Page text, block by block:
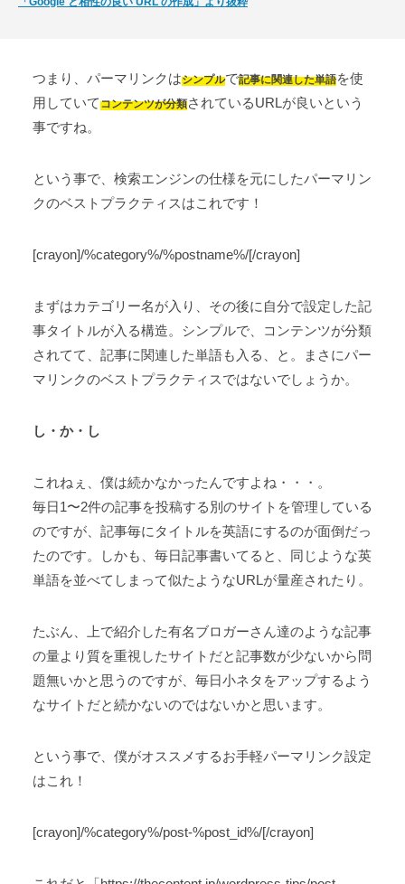
つまり、パーマリンクはシンプルで記事に関連した単語を使
用していてコンテンツが分類されているURLが良いという
事ですね。
という事で、検索エンジンの仕様を元にしたパーマリン
クのベストプラクティスはこれです！
[crayon]/%category%/%postname%/[/crayon]
まずはカテゴリー名が入り、その後に自分で設定した記
事タイトルが入る構造。シンプルで、コンテンツが分類
されてて、記事に関連した単語も入る、と。まさにパー
マリンクのベストプラクティスではないでしょうか。
し・か・し
これねぇ、僕は続かなかったんですよね・・・。
毎日1〜2件の記事を投稿する別のサイトを管理している
のですが、記事毎にタイトルを英語にするのが面倒だっ
たのです。しかも、毎日記事書いてると、同じような英
単語を並べてしまって似たようなURLが量産されたり。
たぶん、上で紹介した有名ブロガーさん達のような記事
の量より質を重視したサイトだと記事数が少ないから問
題無いかと思うのですが、毎日小ネタをアップするよう
なサイトだと続かないのではないかと思います。
という事で、僕がオススメするお手軽パーマリンク設定
はこれ！
[crayon]/%category%/post-%post_id%/[/crayon]